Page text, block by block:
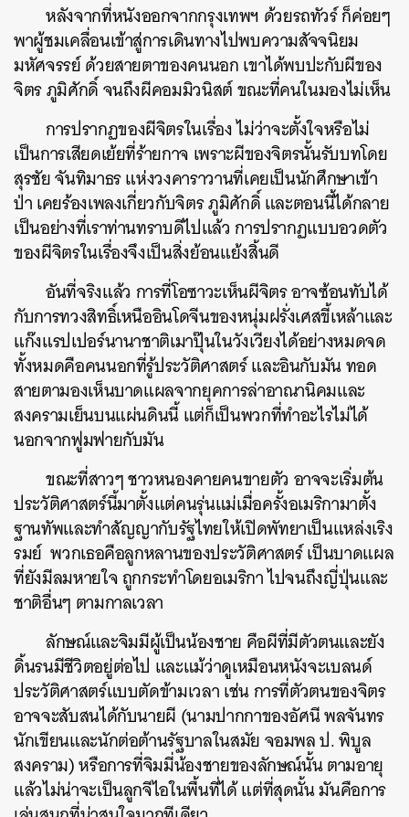
หลังจากที่หนังออกจากกรุงเทพฯ ด้วยรถทัวร์ ก็ค่อยๆ
พาผู้ชมเคลื่อนเข้าสู่การเดินทางไปพบความสัจจนิยม
มหัศจรรย์ ด้วยสายตาของคนนอก เขาได้พบปะกับผีของ
จิตร ภูมิศักดิ์ จนถึงผีคอมมิวนิสต์ ขณะที่คนในมองไม่เห็น
การปรากฏของผีจิตรในเรื่อง ไม่ว่าจะตั้งใจหรือไม่
เป็นการเสียดเย้ยที่ร้ายกาจ เพราะผีของจิตรนั้นรับบทโดย
สุรชัย จันทิมาธร แห่งวงคาราวานที่เคยเป็นนักศึกษาเข้า
ป่า เคยร้องเพลงเกี่ยวกับจิตร ภูมิศักดิ์ และตอนนี้ได้กลาย
เป็นอย่างที่เราท่านทราบดีไปแล้ว การปรากฏแบบอวดตัว
ของผีจิตรในเรื่องจึงเป็นสิ่งย้อนแย้งสิ้นดี
อันที่จริงแล้ว การที่โอซาวะเห็นผีจิตร อาจซ้อนทับได้
กับการทวงสิทธิ์เหนืออินโดจีนของหนุ่มฝรั่งเศสขี้เหล้าและ
แก๊งแรปเปอร์นานาชาติเมาปุ๊นในวังเวียงได้อย่างหมดจด
ทั้งหมดคือคนนอกที่รู้ประวัติศาสตร์ และอินกับมัน ทอด
สายตามองเห็นบาดแผลจากยุคการล่าอาณานิคมและ
สงครามเย็นบนแผ่นดินนี้ แต่ก็เป็นพวกที่ทำอะไรไม่ได้
นอกจากฟูมฟายกับมัน
ขณะที่สาวๆ ชาวหนองคายคนขายตัว อาจจะเริ่มต้น
ประวัติศาสตร์นี้มาตั้งแต่คนรุ่นแม่เมื่อครั้งอเมริกามาตั้ง
ฐานทัพและทำสัญญากับรัฐไทยให้เปิดพัทยาเป็นแหล่งเริง
รมย์ พวกเธอคือลูกหลานของประวัติศาสตร์ เป็นบาดแผล
ที่ยังมีลมหายใจ ถูกกระทำโดยอเมริกา ไปจนถึงญี่ปุ่นและ
ชาติอื่นๆ ตามกาลเวลา
ลักษณ์และจิมมีผู้เป็นน้องชาย คือผีที่มีตัวตนและยัง
ดิ้นรนมีชีวิตอยู่ต่อไป และแม้ว่าดูเหมือนหนังจะเบลนด์
ประวัติศาสตร์แบบตัดข้ามเวลา เช่น การที่ตัวตนของจิตร
อาจจะสับสนได้กับนายผี (นามปากกาของอัศนี พลจันทร
นักเขียนและนักต่อต้านรัฐบาลในสมัย จอมพล ป. พิบูล
สงคราม) หรือการที่จิมมี่น้องชายของลักษณ์นั้น ตามอายุ
แล้วไม่น่าจะเป็นลูกจีไอในพื้นที่ได้ แต่ที่สุดนั้น มันคือการ